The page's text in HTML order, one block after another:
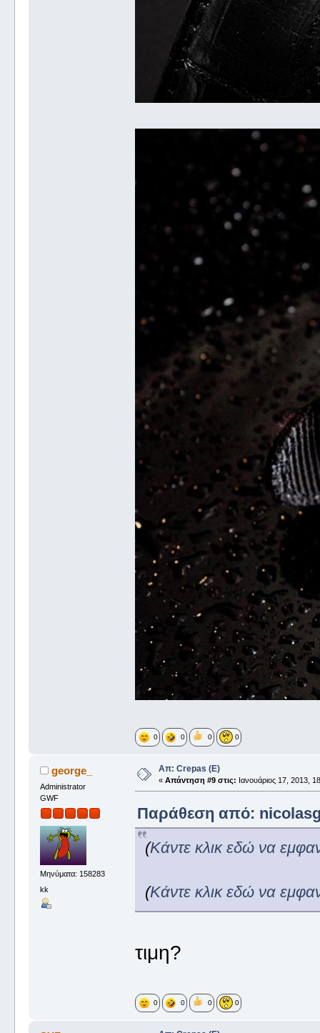
0 0 0 0
george_
Administrator
GWF
Μηνύματα: 158283
kk
Απ: Crepas (E)
« Απάντηση #9 στις: Ιανουάριος 17, 2013,
Παράθεση από: nicolasg
(Κάντε κλικ εδώ να
(Κάντε κλικ εδώ να
τιμη?
0 0 0 0